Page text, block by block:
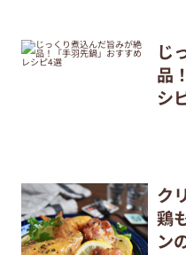
じ
品
シ
ク
鶏
ン